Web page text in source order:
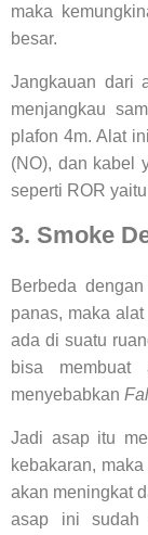
maka
besar.
Jangkauan dari
menjangkau
plafon 4m. Alat
(NO), dan kabel
seperti ROR
3. Smoke
Berbeda
panas, maka
ada di suatu
bisa
menyebabkan
Jadi asap itu
kebakaran,
akan meningkat
asap ini sudah